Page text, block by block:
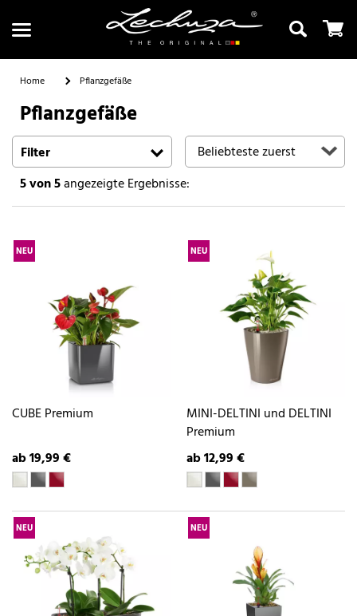
Suchen
Home Pflanzgefäße
Pflanzgefäße
Filter
5von 5angezeigte Ergebnisse:
NEU
CUBE Premium
ab 19,99 €
NEU
MINI-DELTINI und DELTINI
Premium
ab 12,99 €
NEU NEU